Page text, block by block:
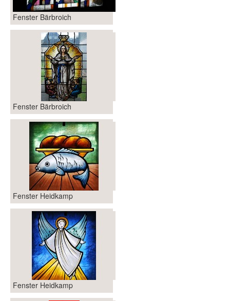
Fenster Bärbroich
Fenster Bärbroich
Fenster Heidkamp
Fenster Heidkamp